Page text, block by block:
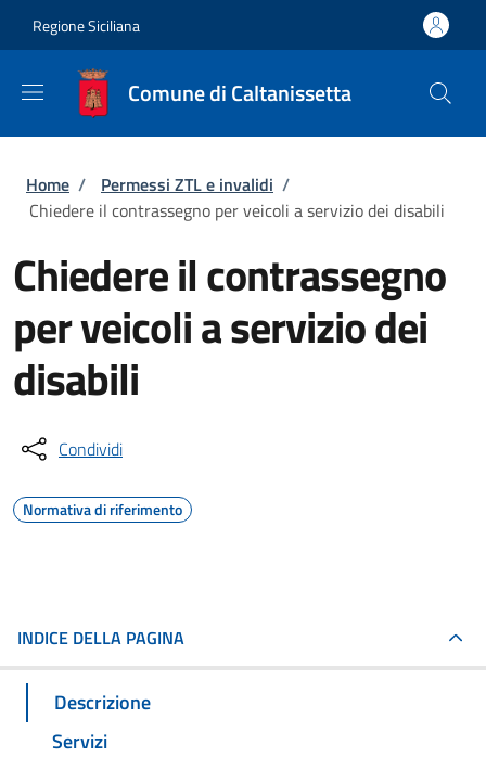
Regione Siciliana
Comune di Caltanissetta
Briciole di pane
Home / Permessi ZTL e invalidi /
Chiedere il contrassegno per veicoli a servizio dei disabili
Chiedere il contrassegno
per veicoli a servizio dei
disabili
Condividi
Normativa di riferimento
INDICE DELLA PAGINA
Descrizione
Servizi